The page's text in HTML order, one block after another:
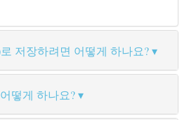
저장하려면 어떻게 하나요?
떻게 하나요?